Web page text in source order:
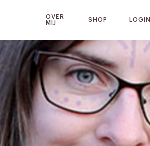
OVER
MIJ
SHOP LOGIN